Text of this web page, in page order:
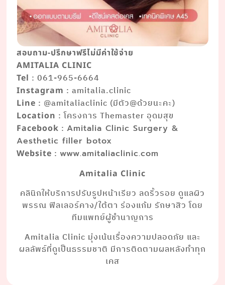
สอบถาม-ปรึกษาฟรีไม่มีค่าใช้จ่าย
AMITALIA CLINIC
Tel : 061-965-6664
Instagram : amitalia.clinic
Line : @amitaliaclinic (มีตัว@ด้วยนะคะ)
Location : โครงการ Themaster อุดมสุข
Facebook :Amitalia Clinic Surgery &
Aesthetic filler botox
Website :www.amitaliaclinic.com
Amitalia Clinic
คลินิกให้บริการปรับรูปหน้าเรียว ลดริ้วรอย ดูแลผิว
พรรณ ฟิลเลอร์คาง/ใต้ตา ร่องแก้ม รักษาสิว โดย
ทีมแพทย์ผู้ชำนาญการ
Amitalia Clinic มุ่งเน้นเรื่องความปลอดภัย และ
ผลลัพธ์ที่ดูเป็นธรรมชาติ มีการติดตามผลหลังทำทุก
เคส